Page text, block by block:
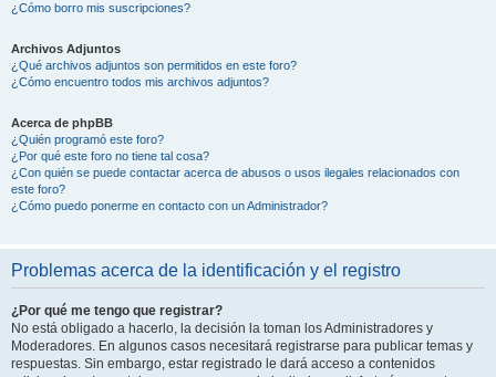
¿Cómo borro mis suscripciones?
Archivos Adjuntos
¿Qué archivos adjuntos son permitidos en este foro?
¿Cómo encuentro todos mis archivos adjuntos?
Acerca de phpBB
¿Quién programó este foro?
¿Por qué este foro no tiene tal cosa?
¿Con quién se puede contactar acerca de abusos o usos ilegales relacionados con
este foro?
¿Cómo puedo ponerme en contacto con un Administrador?
Problemas acerca de la identificación y el registro
¿Por qué me tengo que registrar?
No está obligado a hacerlo, la decisión la toman los Administradores y
Moderadores. En algunos casos necesitará registrarse para publicar temas y
respuestas. Sin embargo, estar registrado le dará acceso a contenidos